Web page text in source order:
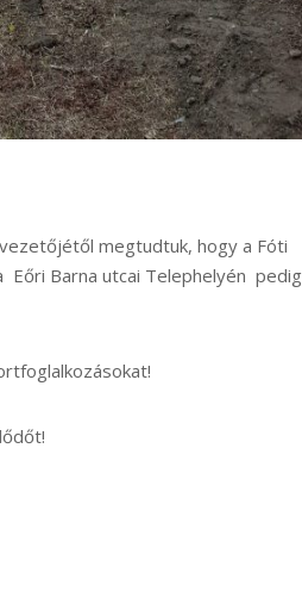
megtudtuk, hogy a Fóti
Eőri Barna utcai Telephelyén pedig